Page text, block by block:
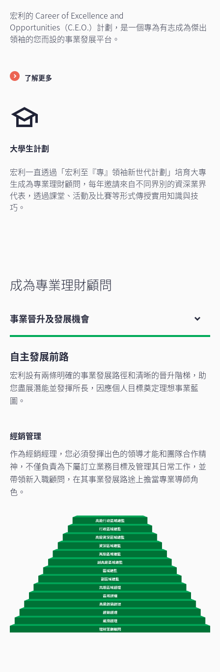
宏利的 Career of Excellence and
Opportunities（C.E.O.）計劃，是一個專為有志成為傑出
領袖的您而設的事業發展平台。
了解更多
大學生計劃
宏利一直透過「宏利至『專』領袖新世代計劃」培育大專
生成為專業理財顧問，每年邀請來自不同界別的資深業界
代表，透過課堂、活動及比賽等形式傳授實用知識與技
巧。
成為專業理財顧問
事業晉升及發展機會
自主發展前路
宏利設有兩條明確的事業發展路徑和清晰的晉升階梯，助
您盡展潛能並發揮所長，因應個人目標奠定理想事業藍
圖。
經銷管理
作為經銷經理，您必須發揮出色的領導才能和團隊合作精
神，不僅負責為下屬訂立業務目標及管理其日常工作，並
帶領新入職顧問，在其事業發展路途上擔當專業導師角
色。